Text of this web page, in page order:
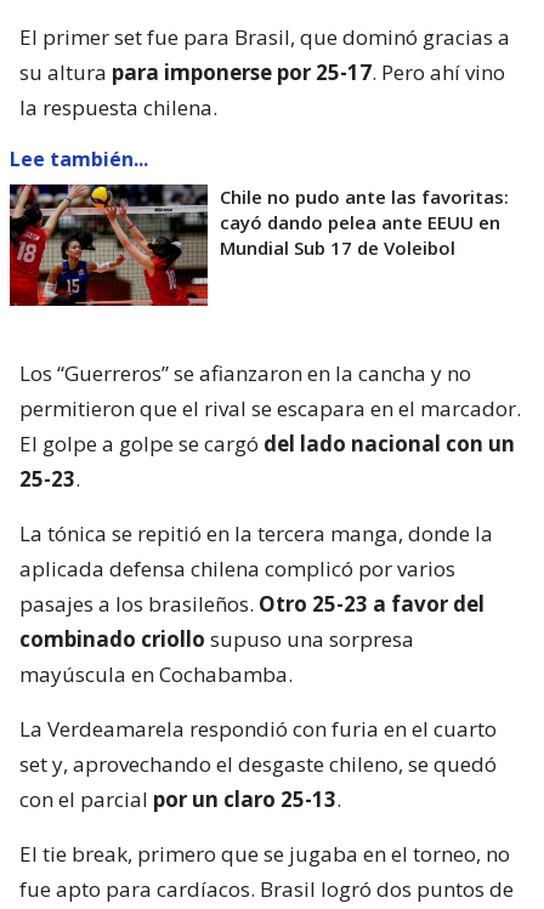
El primer set fue para Brasil, que dominó gracias a
su altura para imponerse por 25-17. Pero ahí vino
la respuesta chilena.
Lee también...
Chile no pudo ante las favoritas:
cayó dando pelea ante EEUU en
Mundial Sub 17 de Voleibol
Los “Guerreros” se afianzaron en la cancha y no
permitieron que el rival se escapara en el marcador.
El golpe a golpe se cargó del lado nacional con un
25-23.
La tónica se repitió en la tercera manga, donde la
aplicada defensa chilena complicó por varios
pasajes a los brasileños. Otro 25-23 a favor del
combinado criollo supuso una sorpresa
mayúscula en Cochabamba.
La Verdeamarela respondió con furia en el cuarto
set y, aprovechando el desgaste chileno, se quedó
con el parcial por un claro 25-13.
El tie break, primero que se jugaba en el torneo, no
fue apto para cardíacos. Brasil logró dos puntos de